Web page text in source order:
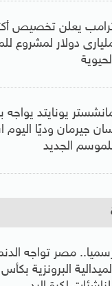
يعلن تخصيص
دولار لمشروع
يونايتد يواجه
جيرمان وديًا اليوم
الجديد
مصر تواجه
البرونزية بكأس